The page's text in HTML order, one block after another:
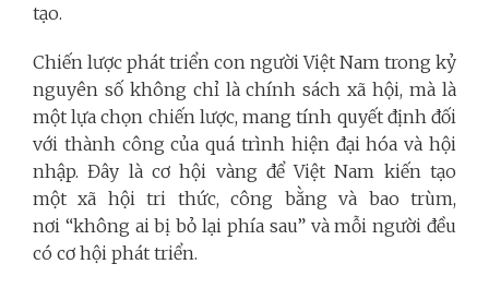
tạo.
Chiến lược phát triển con người Việt Nam trong kỷ
nguyên số không chỉ là chính sách xã hội, mà là
một lựa chọn chiến lược, mang tính quyết định đối
với thành công của quá trình hiện đại hóa và hội
nhập. Đây là cơ hội vàng để Việt Nam kiến tạo
một xã hội tri thức, công bằng và bao trùm,
nơi “không ai bị bỏ lại phía sau” và mỗi người đều
có cơ hội phát triển.